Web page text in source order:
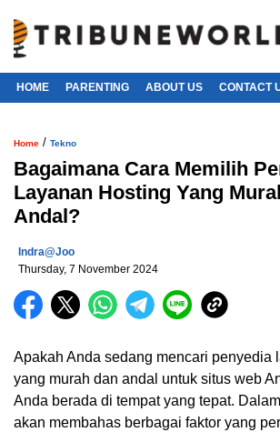
HOME PARENTING ABOUT US CONTACT
Home / Tekno
Bagaimana Cara Memilih
Layanan Hosting Yang
Andal?
Indra@joo
Thursday, 7 November 2024
Apakah Anda sedang mencari penyedia
yang murah dan andal untuk situs web
Anda berada di tempat yang tepat.
akan membahas berbagai faktor yang